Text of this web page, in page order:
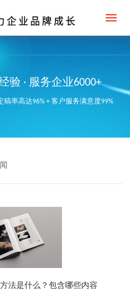
验 · 服务企业6000+
稿率高达96% + 客户服务满意度99%
法是什么？包含哪些内容